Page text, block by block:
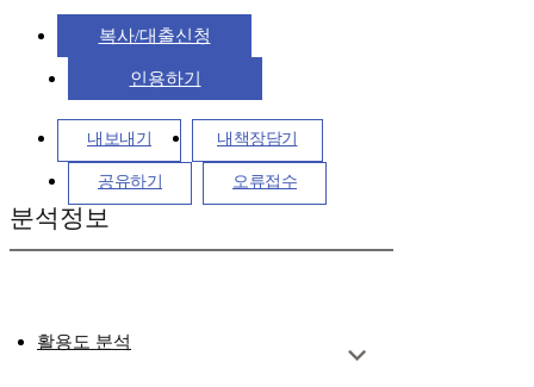
복사/대출신청
인용하기
내보내기 내책장담기
공유하기 오류접수
분석정보
활용도 분석